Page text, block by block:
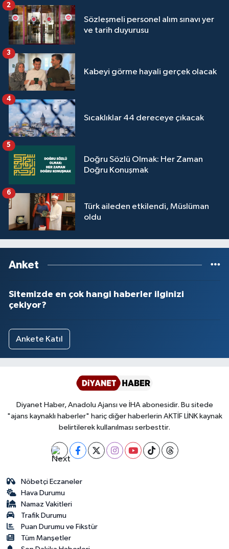
Sözleşmeli personel alım sınavı yer
ve tarih duyurusu
2
Kabeyi görme hayali gerçek olacak
3
Sıcaklıklar 44 dereceye çıkacak
4
Doğru Sözlü Olmak: Her Zaman
Doğru Konuşmak
5
Türk aileden etkilendi, Müslüman
oldu
6
Anket
Sitemizde en çok hangi haberler ilginizi
çekiyor?
Ankete Katıl
Diyanet Haber, Anadolu Ajansı ve İHA abonesidir. Bu sitede
"ajans kaynaklı haberler" hariç diğer haberlerin AKTİF LİNK kaynak
belirtilerek kullanılması serbesttir.
Nöbetçi Eczaneler
Hava Durumu
Namaz Vakitleri
Trafik Durumu
Puan Durumu ve Fikstür
Tüm Manşetler